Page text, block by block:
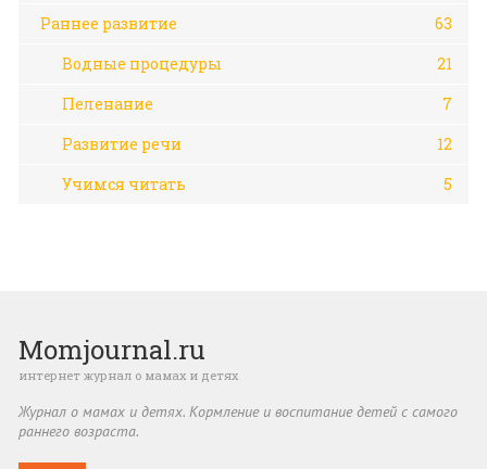
Раннее развитие
63
Водные процедуры
21
Пеленание
7
Развитие речи
12
Учимся читать
5
Momjournal.ru
интернет журнал о мамах и детях
Журнал о мамах и детях. Кормление и воспитание детей с самого
раннего возраста.